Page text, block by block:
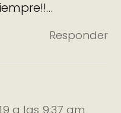
Responder
a las 9:37 am